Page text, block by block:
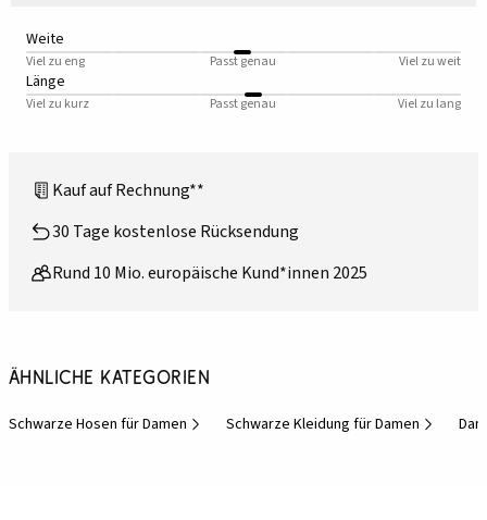
Weite
Viel zu eng Passt genau Viel zu weit
Länge
Viel zu kurz Passt genau Viel zu lang
Kauf auf Rechnung**
30 Tage kostenlose Rücksendung
Rund 10 Mio. europäische Kund*innen 2025
Ähnliche Kategorien
Schwarze Hosen für Damen Schwarze Kleidung für Damen